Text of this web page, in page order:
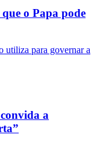
o Papa pode
utiliza para governar a
a